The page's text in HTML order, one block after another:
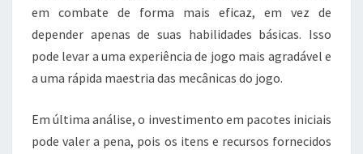
em combate de forma mais eficaz, em vez de
depender apenas de suas habilidades básicas. Isso
pode levar a uma experiência de jogo mais agradável e
a uma rápida maestria das mecânicas do jogo.
Em última análise, o investimento em pacotes iniciais
pode valer a pena, pois os itens e recursos fornecidos